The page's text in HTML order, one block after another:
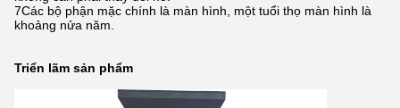
7Các bộ phận mặc chính là màn hình, một tuổi thọ màn hình là
khoảng nửa năm.
Triển lãm sản phẩm